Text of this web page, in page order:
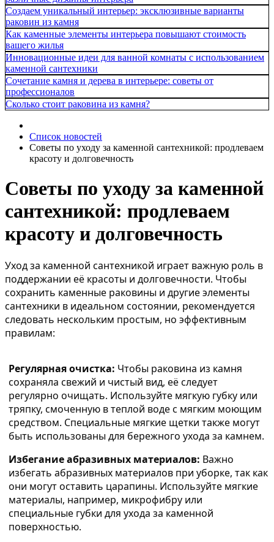
Создаем уникальный интерьер: эксклюзивные варианты
раковин из камня
Как каменные элементы интерьера повышают стоимость
вашего жилья
Инновационные идеи для ванной комнаты с использованием
каменной сантехники
Сочетание камня и дерева в интерьере: советы от
профессионалов
Сколько стоит раковина из камня?
Список новостей
Советы по уходу за каменной сантехникой: продлеваем
красоту и долговечность
Советы по уходу за каменной
сантехникой: продлеваем
красоту и долговечность
Уход за каменной сантехникой играет важную роль в
поддержании её красоты и долговечности. Чтобы
сохранить каменные раковины и другие элементы
сантехники в идеальном состоянии, рекомендуется
следовать нескольким простым, но эффективным
правилам:
Регулярная очистка: Чтобы раковина из камня
сохраняла свежий и чистый вид, её следует
регулярно очищать. Используйте мягкую губку или
тряпку, смоченную в теплой воде с мягким моющим
средством. Специальные мягкие щетки также могут
быть использованы для бережного ухода за камнем.
Избегание абразивных материалов: Важно
избегать абразивных материалов при уборке, так как
они могут оставить царапины. Используйте мягкие
материалы, например, микрофибру или
специальные губки для ухода за каменной
поверхностью.